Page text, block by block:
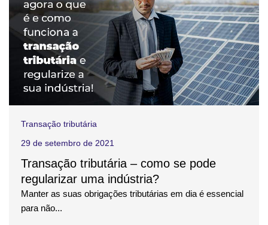
Transação tributária
29 de setembro de 2021
Transação tributária – como se pode
regularizar uma indústria?
Manter as suas obrigações tributárias em dia é essencial
para não...